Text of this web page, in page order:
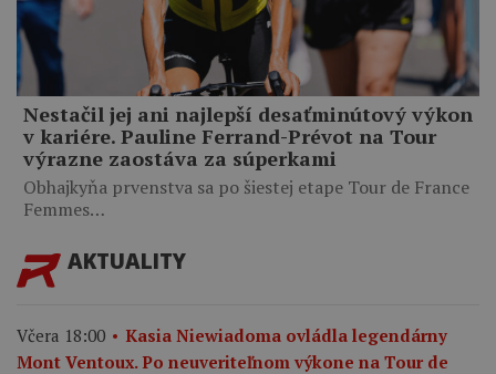
Nestačil jej ani najlepší desaťminútový výkon
v kariére. Pauline Ferrand-Prévot na Tour
výrazne zaostáva za súperkami
Obhajkyňa prvenstva sa po šiestej etape Tour de France
Femmes…
AKTUALITY
Včera 18:00
Kasia Niewiadoma ovládla legendárny
Mont Ventoux. Po neuveriteľnom výkone na Tour de